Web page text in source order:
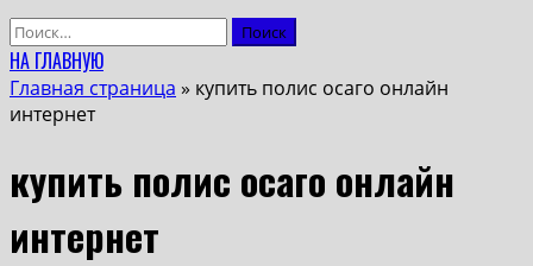
Найти:
НА ГЛАВНУЮ
Главная страница » купить полис осаго онлайн
интернет
купить полис осаго онлайн
интернет